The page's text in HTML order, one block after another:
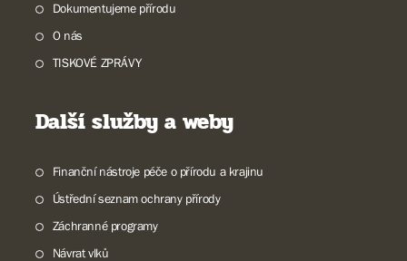
Dokumentujeme přírodu
O nás
TISKOVÉ ZPRÁVY
Další služby a weby
Finanční nástroje péče o přírodu a krajinu
Ústřední seznam ochrany přírody
Záchranné programy
Návrat vlků